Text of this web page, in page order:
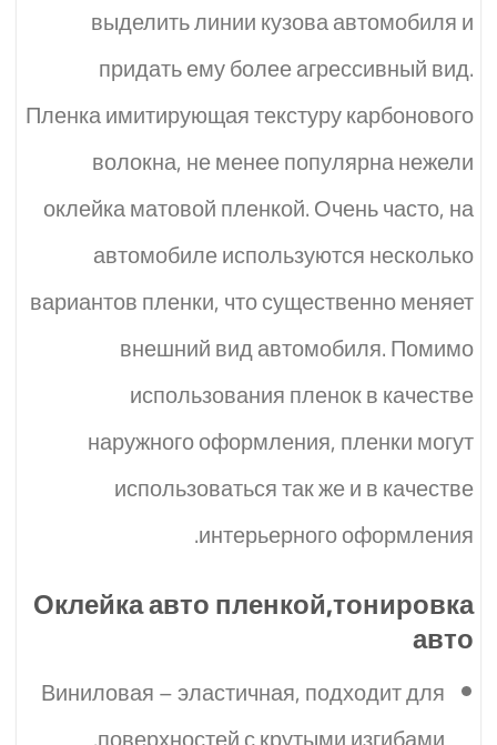
выделить линии кузова автомобиля и
придать ему более агрессивный вид.
Пленка имитирующая текстуру карбонового
волокна, не менее популярна нежели
оклейка матовой пленкой. Очень часто, на
автомобиле используются несколько
вариантов пленки, что существенно меняет
внешний вид автомобиля. Помимо
использования пленок в качестве
наружного оформления, пленки могут
использоваться так же и в качестве
интерьерного оформления.
Оклейка авто пленкой,тонировка
авто
Виниловая – эластичная, подходит для